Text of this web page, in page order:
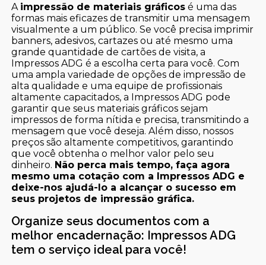
A impressão de materiais gráficos é uma das
formas mais eficazes de transmitir uma mensagem
visualmente a um público. Se você precisa imprimir
banners, adesivos, cartazes ou até mesmo uma
grande quantidade de cartões de visita, a
Impressos ADG é a escolha certa para você. Com
uma ampla variedade de opções de impressão de
alta qualidade e uma equipe de profissionais
altamente capacitados, a Impressos ADG pode
garantir que seus materiais gráficos sejam
impressos de forma nítida e precisa, transmitindo a
mensagem que você deseja. Além disso, nossos
preços são altamente competitivos, garantindo
que você obtenha o melhor valor pelo seu
dinheiro. Não perca mais tempo, faça agora
mesmo uma cotação com a Impressos ADG e
deixe-nos ajudá-lo a alcançar o sucesso em
seus projetos de impressão gráfica.
Organize seus documentos com a
melhor encadernação: Impressos ADG
tem o serviço ideal para você!